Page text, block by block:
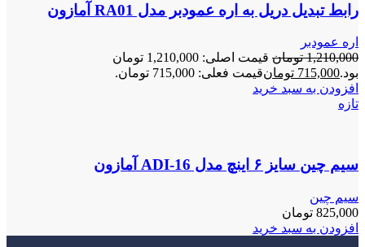
رابط تبدیل دریل به اره عمودبر مدل RA01 آمازون
اره عمودبر
1,210,000 تومان
قیمت اصلی: 1,210,000 تومان
بود.715,000 تومانقیمت فعلی: 715,000 تومان.
افزودن به سبد خرید
تازه
سیم چین سایز ۶ اینچ مدل ADI-16 آمازون
سیم چین
825,000 تومان
افزودن به سبد خرید